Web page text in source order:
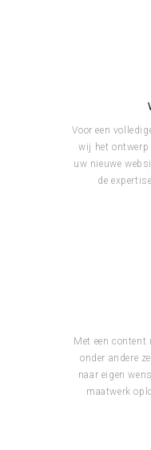
Voor een
wij het ontwerp
uw nieuwe
de
Met een
onder andere
naar eigen
maatwerk